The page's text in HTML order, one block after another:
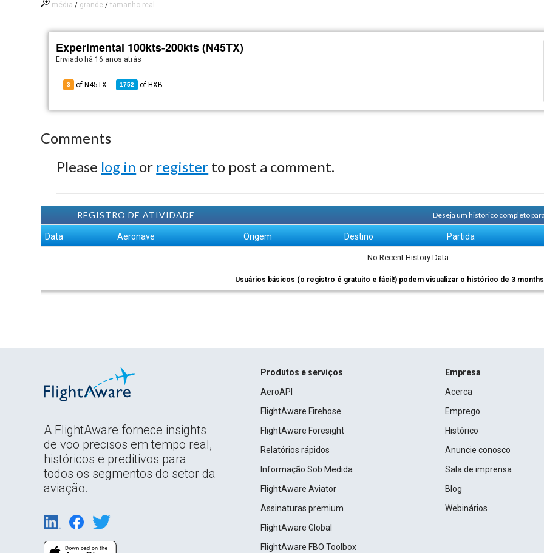
média / grande /tamanho real
Experimental 100kts-200kts (N45TX)
Enviado há 16 anos atrás
3 of N45TX 1752 of HXB
Comments
Please log in or register to post a comment.
REGISTRO DE ATIVIDADE Deseja um histórico completo
Data Aeronave Origem Destino Partida
No Recent History Data
Usuários básicos (o registro é gratuito e fácil!) podem visualizar o histórico de 3
A FlightAware fornece insights
de voo precisos em tempo real,
históricos e preditivos para
todos os segmentos do setor da
aviação.
Produtos e serviços
AeroAPI
FlightAware Firehose
FlightAware Foresight
Relatórios rápidos
Informação Sob Medida
FlightAware Aviator
Assinaturas premium
FlightAware Global
FlightAware FBO Toolbox
Empresa
Acerca
Emprego
Histórico
Anuncie conosco
Sala de imprensa
Blog
Webinários